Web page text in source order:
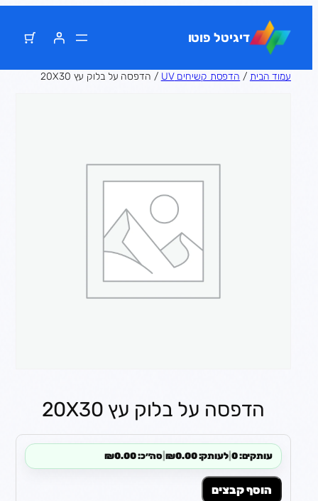
לתוכן
דיגיטל פוטו
עמוד הבית/הדפסת קשיחים UV / הדפסה על בלוק עץ 20X30
הדפסה על בלוק עץ 20X30
עותקים: 0 |לעותק: ₪0.00 |סה״כ: ₪0.00
הוסף קבצים